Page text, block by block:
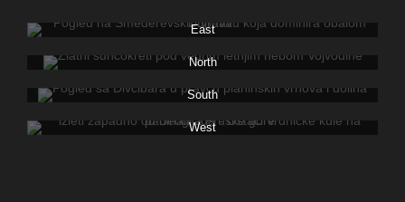
East
North
South
West